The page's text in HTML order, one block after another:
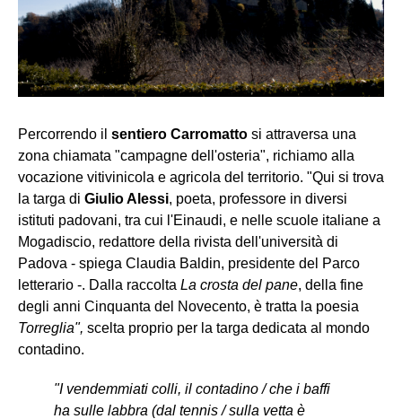
Percorrendo il sentiero Carromatto si attraversa una
zona chiamata "campagne dell'osteria", richiamo alla
vocazione vitivinicola e agricola del territorio. "Qui si trova
la targa di Giulio Alessi, poeta, professore in diversi
istituti padovani, tra cui l'Einaudi, e nelle scuole italiane a
Mogadiscio, redattore della rivista dell'università di
Padova - spiega Claudia Baldin, presidente del Parco
letterario -. Dalla raccolta La crosta del pane, della fine
degli anni Cinquanta del Novecento, è tratta la poesia
Torreglia", scelta proprio per la targa dedicata al mondo
contadino.
"I vendemmiati colli, il contadino / che i baffi
ha sulle labbra (dal tennis / sulla vetta è